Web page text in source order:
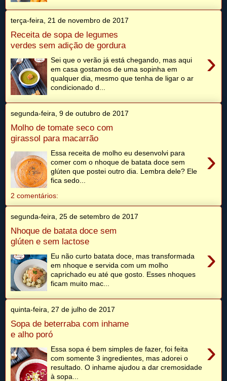
terça-feira, 21 de novembro de 2017
Receita de sopa de legumes
verdes sem adição de gordura
›
Sei que o verão já está chegando, mas aqui
em casa gostamos de uma sopinha em
qualquer dia, mesmo que tenha de ligar o ar
condicionado d...
segunda-feira, 9 de outubro de 2017
Molho de tomate seco com
girassol para macarrão
›
Essa receita de molho eu desenvolvi para
comer com o nhoque de batata doce sem
glúten que postei outro dia. Lembra dele? Ele
fica sedo...
2 comentários:
segunda-feira, 25 de setembro de 2017
Nhoque de batata doce sem
glúten e sem lactose
›
Eu não curto batata doce, mas transformada
em nhoque e servida com um molho
caprichado eu até que gosto. Esses nhoques
ficam muito mac...
quinta-feira, 27 de julho de 2017
Sopa de beterraba com inhame
e alho poró
›
Essa sopa é bem simples de fazer, foi feita
com somente 3 ingredientes, mas adorei o
resultado. O inhame ajudou a dar cremosidade
à sopa...